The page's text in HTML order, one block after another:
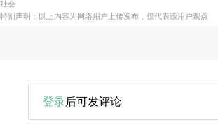
社会
特别声明：以上内容为网络用户上传发布，仅代表该用户观点
登录后可发评论